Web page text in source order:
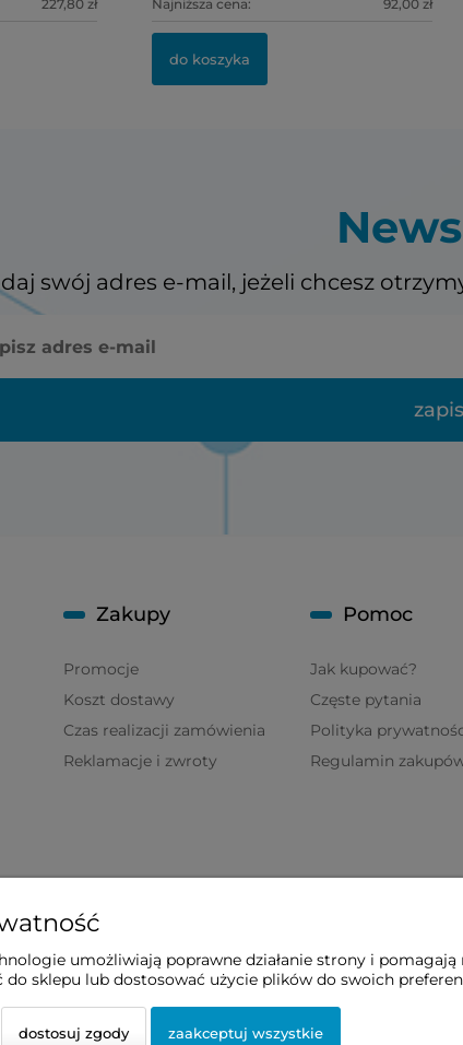
227,80 zł Najniższa cena: 92,00 zł
do koszyka
swój adres e-mail, jeżeli chcesz
Zakupy
Promocje
Koszt dostawy
Czas realizacji zamówienia
Reklamacje i zwroty
Pomoc
Jak kupować?
Częste pytania
Polityka
Regulamin
umożliwiają poprawne działanie strony i
sklepu lub dostosować użycie plików do swoich
dostosuj zgody zaakceptuj wszystkie